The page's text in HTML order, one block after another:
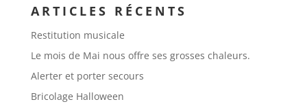
ARTICLES RÉCENTS
Restitution musicale
Le mois de Mai nous offre ses grosses chaleurs.
Alerter et porter secours
Bricolage Halloween